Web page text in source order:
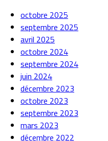
octobre 2025
septembre 2025
avril 2025
octobre 2024
septembre 2024
juin 2024
décembre 2023
octobre 2023
septembre 2023
mars 2023
décembre 2022